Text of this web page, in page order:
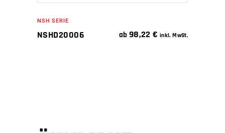
NSH SERIE
NSHD20006 ab 98,22€ inkl. MwSt.